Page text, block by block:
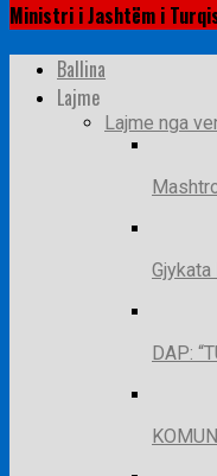
Ministri i Jashtëm i
Ballina
Lajme
Lajme nga
DAP: